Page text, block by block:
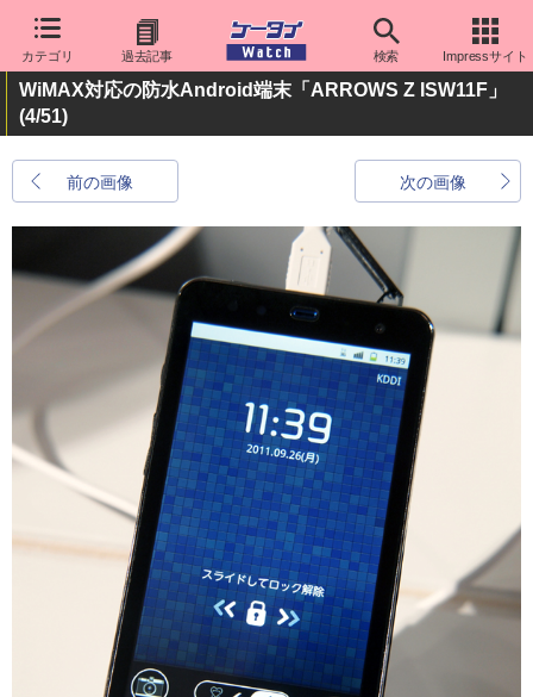
カテゴリ 過去記事 検索 Impressサイト
WiMAX対応の防水Android端末「ARROWS Z ISW11F」
(4/51)
前の画像 次の画像